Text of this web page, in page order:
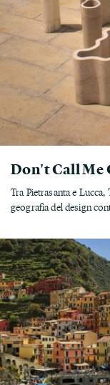
Don't Call Me
Tra Pietrasanta e
geografia del design